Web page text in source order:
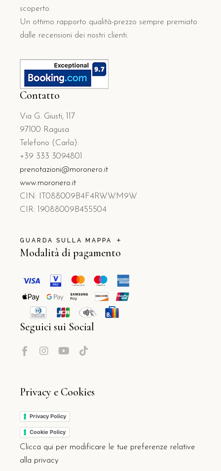
scoperto.
Un ottimo rapporto qualità-prezzo sempre premiato
dalle recensioni dei nostri clienti.
Contatto
Via G. Giusti, 117
97100 Ragusa
Telefono (Carla):
+39 333 3094801
prenotazioni@moronero.it
www.moronero.it
CIN: IT088009B4F4RWWM9W
CIR: 19088009B455504
GUARDA SULLA MAPPA
Modalità di pagamento
Seguici sui Social
Privacy e Cookies
Privacy Policy
Cookie Policy
Clicca qui per modificare le tue preferenze relative
alla privacy